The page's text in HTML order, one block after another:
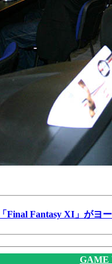
「Final Fantasy XI」がヨ
GAME